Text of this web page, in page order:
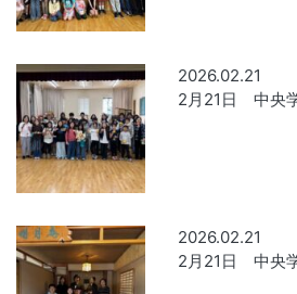
2026.02.21
2月21日 中央
2026.02.21
2月21日 中央